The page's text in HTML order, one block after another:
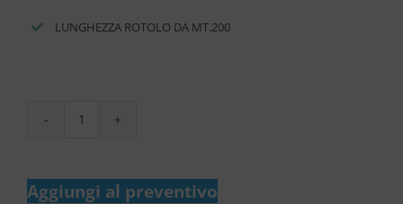
LUNGHEZZA ROTOLO DA MT.200
Banda
quantità
Aggiungi al preventivo